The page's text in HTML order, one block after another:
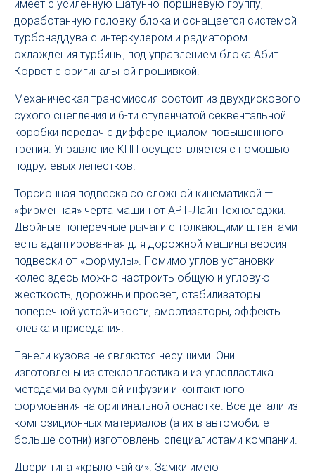
имеет с усиленную шатунно-поршневую группу,
доработанную головку блока и оснащается системой
турбонаддува с интеркулером и радиатором
охлаждения турбины, под управлением блока Абит
Корвет с оригинальной прошивкой.
Механическая трансмиссия состоит из двухдискового
сухого сцепления и 6-ти ступенчатой секвентальной
коробки передач с дифференциалом повышенного
трения. Управление КПП осуществляется с помощью
подрулевых лепестков.
Торсионная подвеска со сложной кинематикой —
«фирменная» черта машин от АРТ‑Лайн Технолоджи.
Двойные поперечные рычаги с толкающими штангами
есть адаптированная для дорожной машины версия
подвески от «формулы». Помимо углов установки
колес здесь можно настроить общую и угловую
жесткость, дорожный просвет, стабилизаторы
поперечной устойчивости, амортизаторы, эффекты
клевка и приседания.
Панели кузова не являются несущими. Они
изготовлены из стеклопластика и из углепластика
методами вакуумной инфузии и контактного
формования на оригинальной оснастке. Все детали из
композиционных материалов (а их в автомобиле
больше сотни) изготовлены специалистами компании.
Двери типа «крыло чайки». Замки имеют